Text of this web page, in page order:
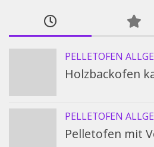
PELLETOFEN
Holzbackofen
PELLETOFEN
Pelletofen mit